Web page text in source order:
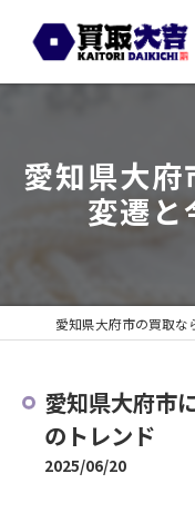
愛知県大
変遷と
愛知県大府市
のトレンド
2025/06/20